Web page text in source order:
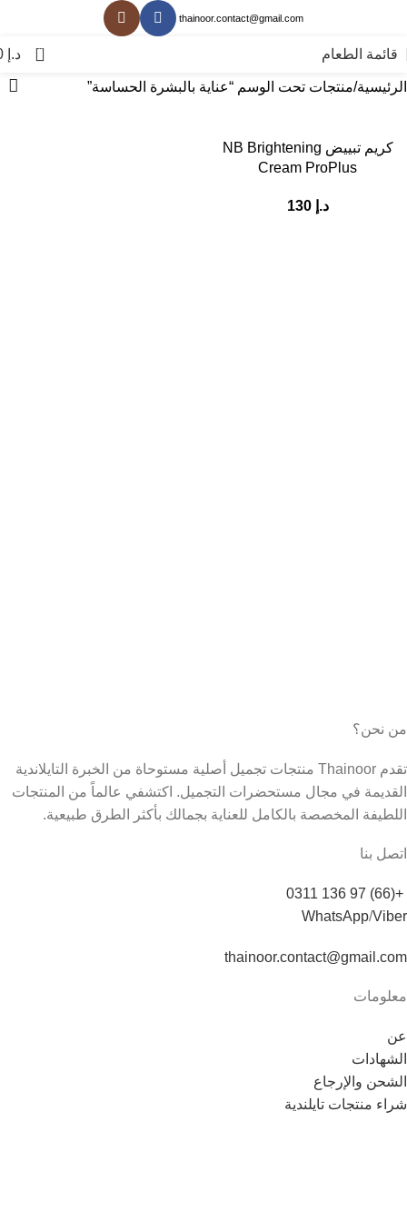
thainoor.contact@gmail.com
قائمة الطعام 0 د.إ
الرئيسية منتجات تحت الوسم “عناية بالبشرة الحساسة”
كريم تبييض NB Brightening
Cream ProPlus
د.إ 130
من نحن؟
تقدم Thainoor منتجات تجميل أصلية مستوحاة من الخبرة التايلاندية
القديمة في مجال مستحضرات التجميل. اكتشفي عالماً من المنتجات
اللطيفة المخصصة بالكامل للعناية بجمالك بأكثر الطرق طبيعية.
اتصل بنا
+(66) 97 136 0311
WhatsApp/Viber
thainoor.contact@gmail.com
معلومات
عن
الشهادات
الشحن والإرجاع
شراء منتجات تايلندية